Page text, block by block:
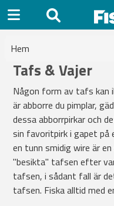
Hem
Tafs & Vajer
Någon form av tafs kan
är abborre du pimplar,
dessa abborrpirkar och
sin favoritpirk i gapet på
en tunn smidig wire är
"besikta" tafsen efter
tafsen, i sådant fall är
tafsen. Fiska alltid med